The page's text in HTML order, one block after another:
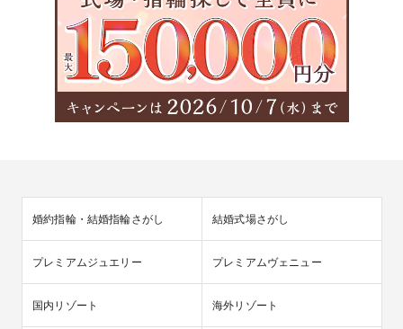
婚約指輪・結婚指輪さがし 結婚式場さがし
プレミアムジュエリー プレミアムヴェニュー
国内リゾート 海外リゾート